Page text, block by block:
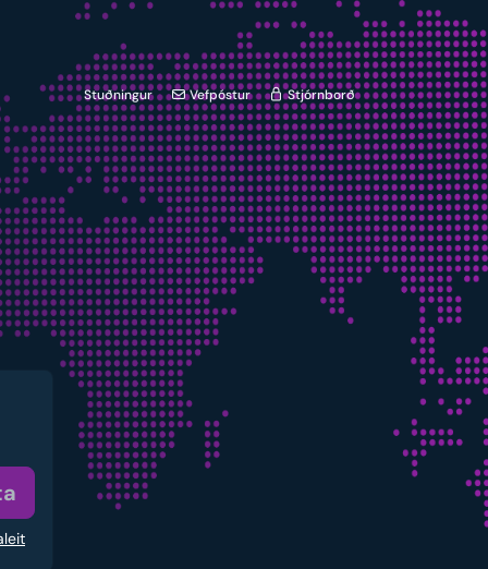
Stuðningur Vefpóstur Stjórnborð